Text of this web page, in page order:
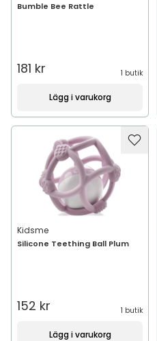
Bumble Bee Rattle
181 kr 1 butik
Lägg i varukorg
Kidsme
Silicone Teething Ball Plum
152 kr 1 butik
Lägg i varukorg